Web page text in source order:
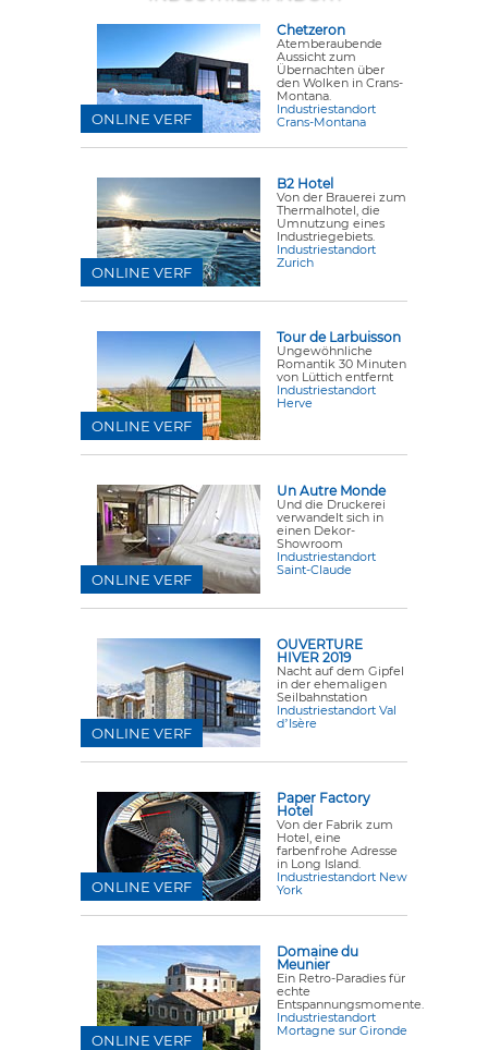
Chetzeron
Atemberaubende
Aussicht zum
Übernachten über
den Wolken in Crans-
Montana.
Industriestandort
Crans-Montana
ONLINE VERF
B2 Hotel
Von der Brauerei zum
Thermalhotel, die
Umnutzung eines
Industriegebiets.
Industriestandort
Zurich
ONLINE VERF
Tour de Larbuisson
Ungewöhnliche
Romantik 30 Minuten
von Lüttich entfernt
Industriestandort
Herve
ONLINE VERF
Un Autre Monde
Und die Druckerei
verwandelt sich in
einen Dekor-
Showroom
Industriestandort
Saint-Claude
ONLINE VERF
OUVERTURE
HIVER 2019
Nacht auf dem Gipfel
in der ehemaligen
Seilbahnstation
Industriestandort Val
dʼIsère
ONLINE VERF
Paper Factory
Hotel
Von der Fabrik zum
Hotel, eine
farbenfrohe Adresse
in Long Island.
Industriestandort New
York
ONLINE VERF
Domaine du
Meunier
Ein Retro-Paradies für
echte
Entspannungsmomente.
Industriestandort
Mortagne sur Gironde
ONLINE VERF